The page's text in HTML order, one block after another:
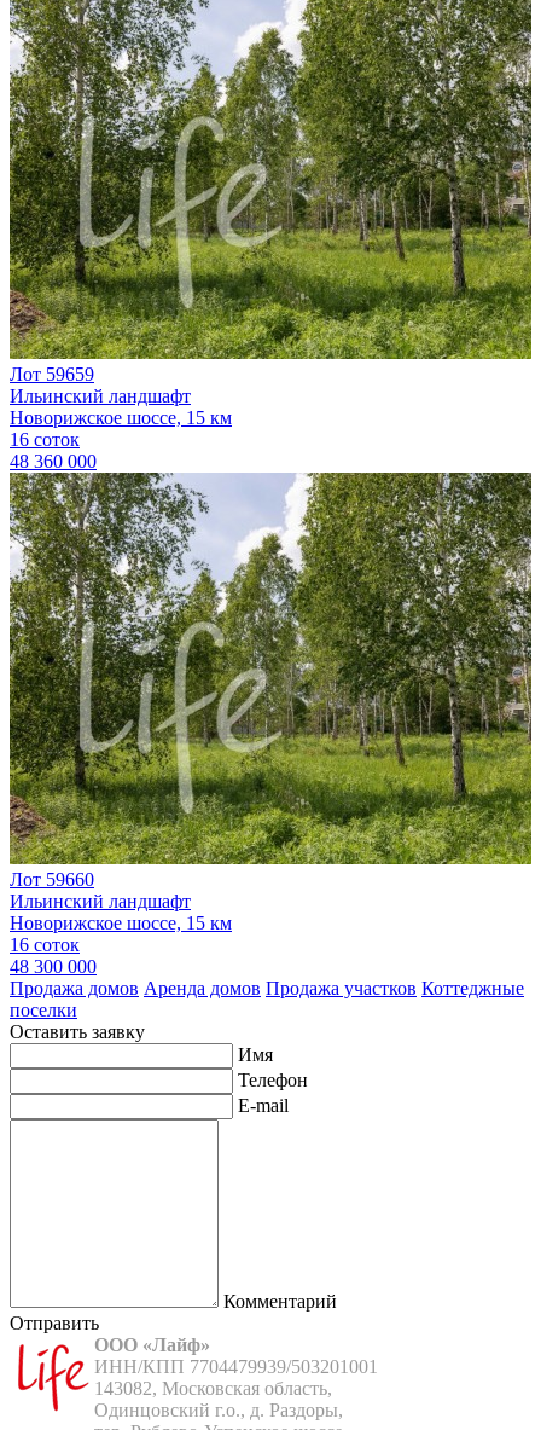
Лот 59659
Ильинский ландшафт
Новорижское шоссе, 15 км
16 соток
48 360 000
Лот 59660
Ильинский ландшафт
Новорижское шоссе, 15 км
16 соток
48 300 000
Продажа домов Аренда домов Продажа участков Коттеджные
поселки
Оставить заявку
Имя
Телефон
E-mail
Комментарий
Отправить
ООО «Лайф»
ИНН/КПП 7704479939/503201001
143082, Московская область,
Одинцовский г.о., д. Раздоры,